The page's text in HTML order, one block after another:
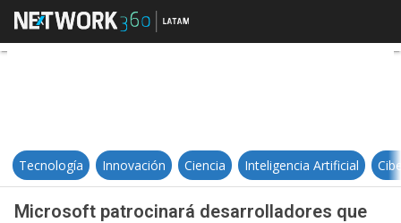
Microsoft patrocinará
Tecnología Innovación Ciencia Inteligencia Artificial
Microsoft patrocinará desarrolladores que